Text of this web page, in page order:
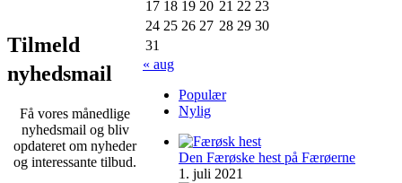
17 18 19 20 21 22 23
24 25 26 27 28 29 30
31
« aug
Populær
Nylig
Den Færøske hest på Færøerne
1. juli 2021
Tilmeld
nyhedsmail
Få vores månedlige
nyhedsmail og bliv
opdateret om nyheder
og interessante tilbud.